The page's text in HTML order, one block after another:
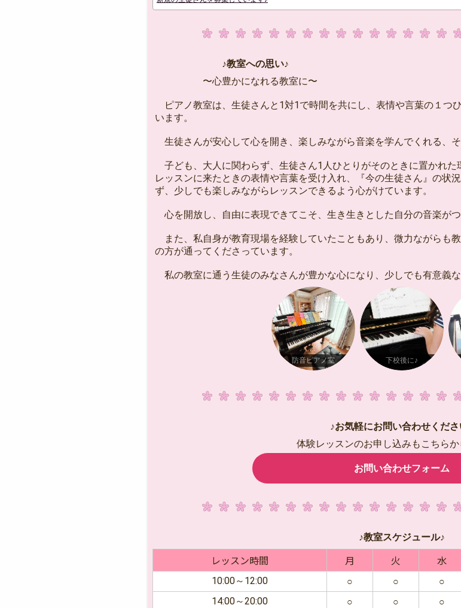
♪教室への思い♪
〜心豊かになれる教室に〜
ピアノ教室は、生徒さんと1対1で時間を共にし、表情や言葉の１つ
います。
生徒さんが安心して心を開き、楽しみながら音楽を学んでくれる、
子ども、大人に関わらず、生徒さん1人ひとりがそのときに置かれた
レッスンに来たときの表情や言葉を受け入れ、『今の生徒さん』の状
ず、少しでも楽しみながらレッスンできるよう心がけています。
心を開放し、自由に表現できてこそ、生き生きとした自分の音楽が
また、私自身が教育現場を経験していたこともあり、微力ながらも
の方が通ってくださっています。
私の教室に通う生徒のみなさんが豊かな心になり、少しでも有意義
防音ピアノ室 下校後に♪
♪お気軽にお問い合わせくださ
体験レッスンのお申し込みもこちら
お問い合わせフォーム
♪教室スケジュール♪
レッスン時間 月 火 水
10:00～12:00 ○ ○ ○
14:00～20:00
○ ○ ○